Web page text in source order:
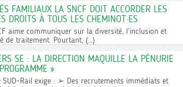
FAMILIAUX LA SNCF DOIT ACCORDER LES
DROITS À TOUS LES CHEMINOT·ES
aime communiquer sur la diversité, l’inclusion et
de traitement. Pourtant, (…)
SE : LA DIRECTION MAQUILLE LA PÉNURIE
»
SUD-Rail exige : ➢ Des recrutements immédiats et